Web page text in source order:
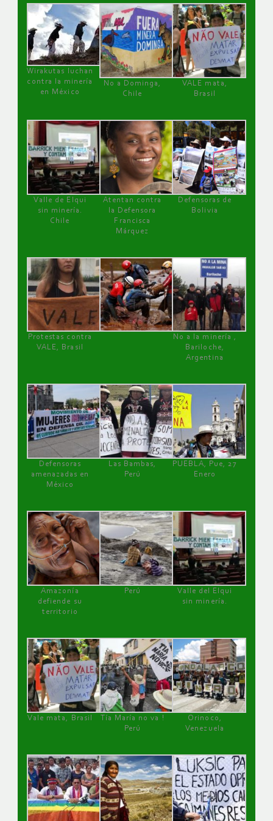
Wirakutas luchan
contra la minería
en México
No a Dominga,
Chile
VALE mata,
Brasil
Valle de Elqui
sin minería.
Chile
Atentan contra
la Defensora
Francisca
Márquez
Defensoras de
Bolivia
Protestas contra
VALE, Brasil
No a la minería ,
Bariloche,
Argentina
Defensoras
amenazadas en
México
Las Bambas,
Perú
PUEBLA, Pue, 27
Enero
Amazonía
defiende su
territorio
Perú
Valle del Elqui
sin minería.
Vale mata, Brasil
Tía María no va !
Perú
Orinoco,
Venezuela